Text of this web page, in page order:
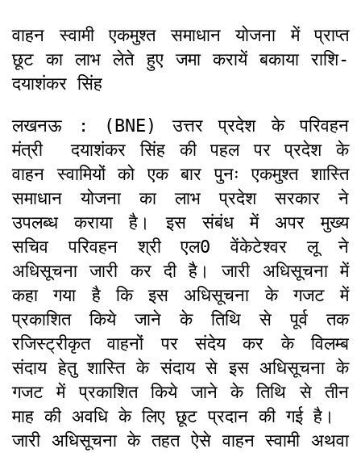
वाहन स्वामी एकमुश्त समाधान योजना में प्राप्त
छूट का लाभ लेते हुए जमा करायें बकाया राशि-
दयाशंकर सिंह
लखनऊ : (BNE) उत्तर प्रदेश के परिवहन
मंत्री दयाशंकर सिंह की पहल पर प्रदेश के
वाहन स्वामियों को एक बार पुनः एकमुश्त शास्ति
समाधान योजना का लाभ प्रदेश सरकार ने
उपलब्ध कराया है। इस संबंध में अपर मुख्य
सचिव परिवहन श्री एल0 वेंकेटेश्वर लू ने
अधिसूचना जारी कर दी है। जारी अधिसूचना में
कहा गया है कि इस अधिसूचना के गजट में
प्रकाशित किये जाने के तिथि से पूर्व तक
रजिस्ट्रीकृत वाहनों पर संदेय कर के विलम्ब
संदाय हेतु शास्ति के संदाय से इस अधिसूचना के
गजट में प्रकाशित किये जाने के तिथि से तीन
माह की अवधि के लिए छूट प्रदान की गई है।
जारी अधिसूचना के तहत ऐसे वाहन स्वामी अथवा